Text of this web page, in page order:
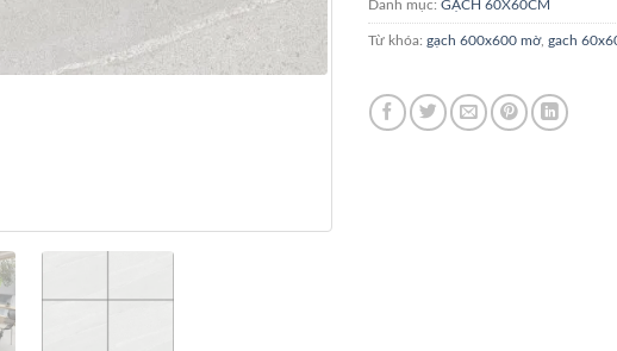
Danh mục: GẠCH 60X60CM
Từ khóa: gạch 600x600 mờ, gach